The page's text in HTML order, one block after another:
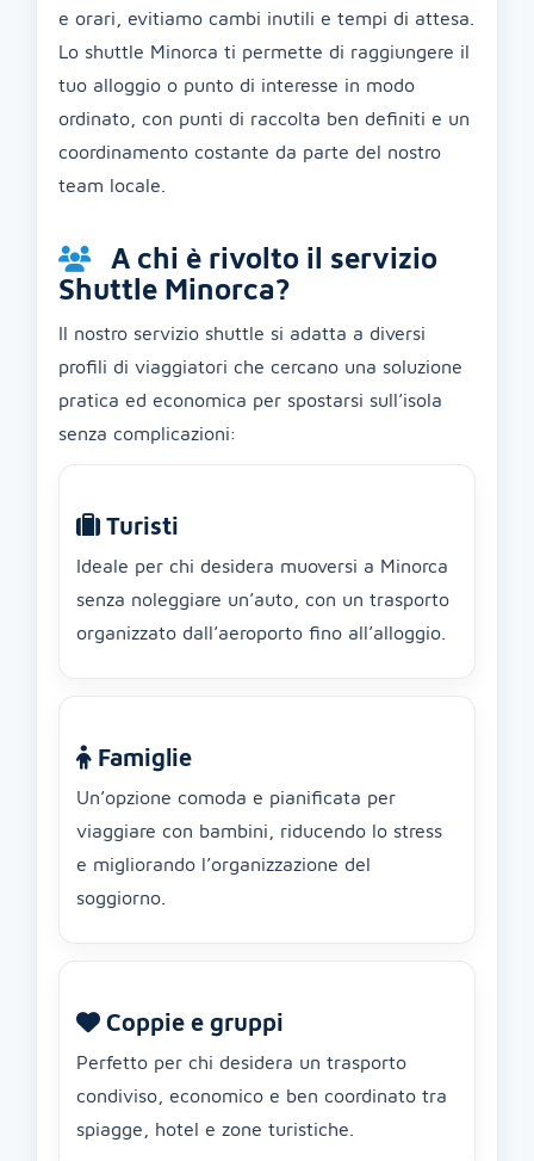
e orari, evitiamo cambi inutili e tempi di attesa.
Lo shuttle Minorca ti permette di raggiungere il
tuo alloggio o punto di interesse in modo
ordinato, con punti di raccolta ben definiti e un
coordinamento costante da parte del nostro
team locale.
A chi è rivolto il servizio
Shuttle Minorca?
Il nostro servizio shuttle si adatta a diversi
profili di viaggiatori che cercano una soluzione
pratica ed economica per spostarsi sull’isola
senza complicazioni:
Turisti
Ideale per chi desidera muoversi a Minorca
senza noleggiare un’auto, con un trasporto
organizzato dall’aeroporto fino all’alloggio.
Famiglie
Un’opzione comoda e pianificata per
viaggiare con bambini, riducendo lo stress
e migliorando l’organizzazione del
soggiorno.
Coppie e gruppi
Perfetto per chi desidera un trasporto
condiviso, economico e ben coordinato tra
spiagge, hotel e zone turistiche.